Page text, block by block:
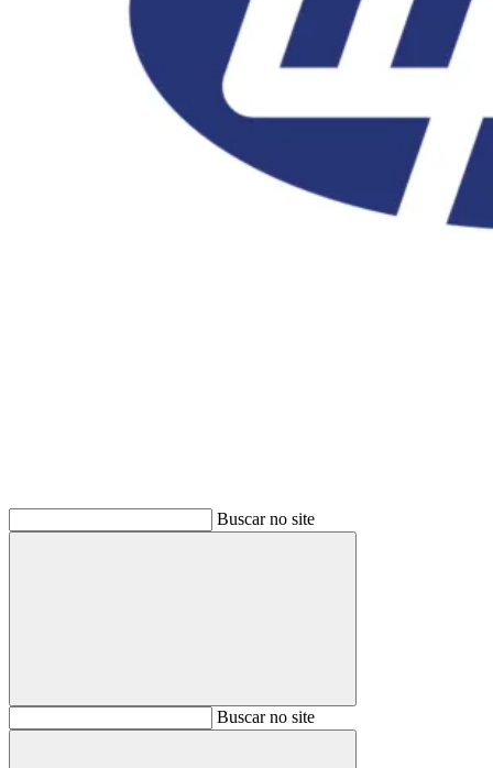
Buscar no site
BuscarBuscar no site